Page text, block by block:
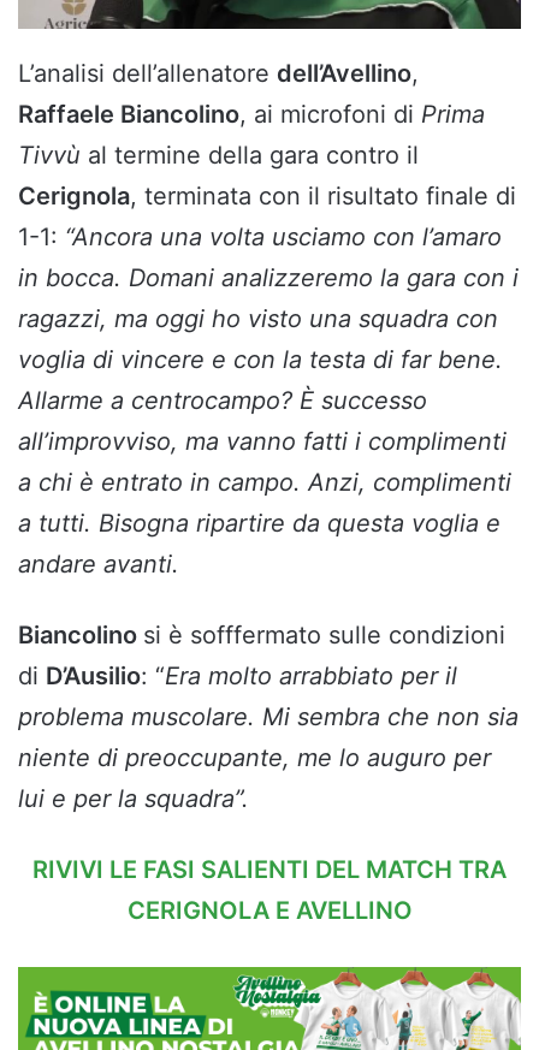
L’analisi dell’allenatore dell’Avellino,
Raffaele Biancolino, ai microfoni di Prima
Tivvù al termine della gara contro il
Cerignola, terminata con il risultato finale di
1-1: “Ancora una volta usciamo con l’amaro
in bocca. Domani analizzeremo la gara con i
ragazzi, ma oggi ho visto una squadra con
voglia di vincere e con la testa di far bene.
Allarme a centrocampo? È successo
all’improvviso, ma vanno fatti i complimenti
a chi è entrato in campo. Anzi, complimenti
a tutti. Bisogna ripartire da questa voglia e
andare avanti.
Biancolino si è sofffermato sulle condizioni
di D’Ausilio: “Era molto arrabbiato per il
problema muscolare. Mi sembra che non sia
niente di preoccupante, me lo auguro per
lui e per la squadra”.
RIVIVI LE FASI SALIENTI DEL MATCH TRA
CERIGNOLA E AVELLINO